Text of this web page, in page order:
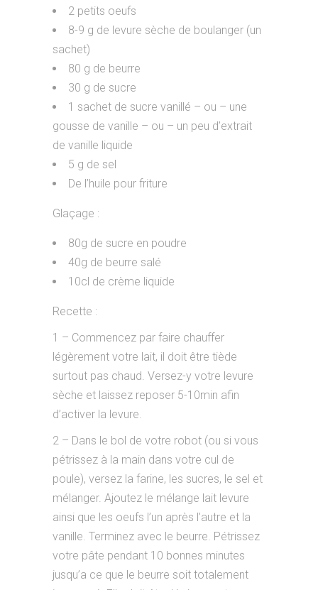
2 petits oeufs
8-9 g de levure sèche de boulanger (un
sachet)
80 g de beurre
30 g de sucre
1 sachet de sucre vanillé – ou – une
gousse de vanille – ou – un peu d’extrait
de vanille liquide
5 g de sel
De l’huile pour friture
Glaçage :
80g de sucre en poudre
40g de beurre salé
10cl de crème liquide
Recette :
1 – Commencez par faire chauffer
légèrement votre lait, il doit être tiède
surtout pas chaud. Versez-y votre levure
sèche et laissez reposer 5-10min afin
d’activer la levure.
2 – Dans le bol de votre robot (ou si vous
pétrissez à la main dans votre cul de
poule), versez la farine, les sucres, le sel et
mélanger. Ajoutez le mélange lait levure
ainsi que les oeufs l’un après l’autre et la
vanille. Terminez avec le beurre. Pétrissez
votre pâte pendant 10 bonnes minutes
jusqu’a ce que le beurre soit totalement